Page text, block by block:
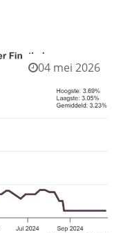
04 mei 2026